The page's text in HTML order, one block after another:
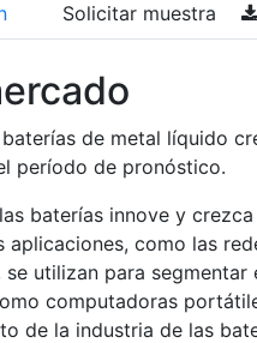
Solicitar muestra
de metal líquido
período de pronóstico.
baterías innove y
como las
utilizan para segmentar
computadoras
de la industria de las